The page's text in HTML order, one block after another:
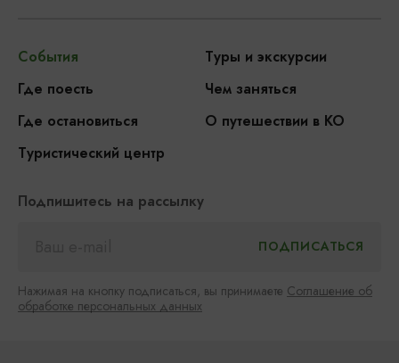
События
Туры и экскурсии
Где поесть
Чем заняться
Где остановиться
О путешествии в КО
Туристический центр
Подпишитесь на рассылку
Нажимая на кнопку подписаться, вы принимаете Соглашение об
обработке персональных данных